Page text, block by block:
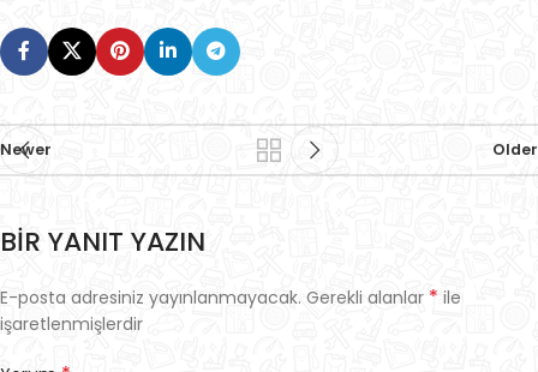
Newer Older
BIR YANIT YAZIN
E-posta adresiniz yayınlanmayacak. Gerekli alanlar * ile
işaretlenmişlerdir